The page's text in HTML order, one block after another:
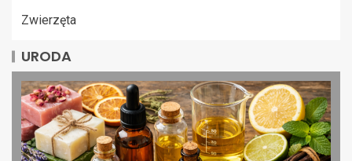
Zwierzęta
URODA